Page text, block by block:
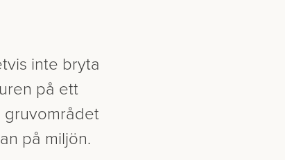
inte bryta
på ett
gruvområdet
på miljön.